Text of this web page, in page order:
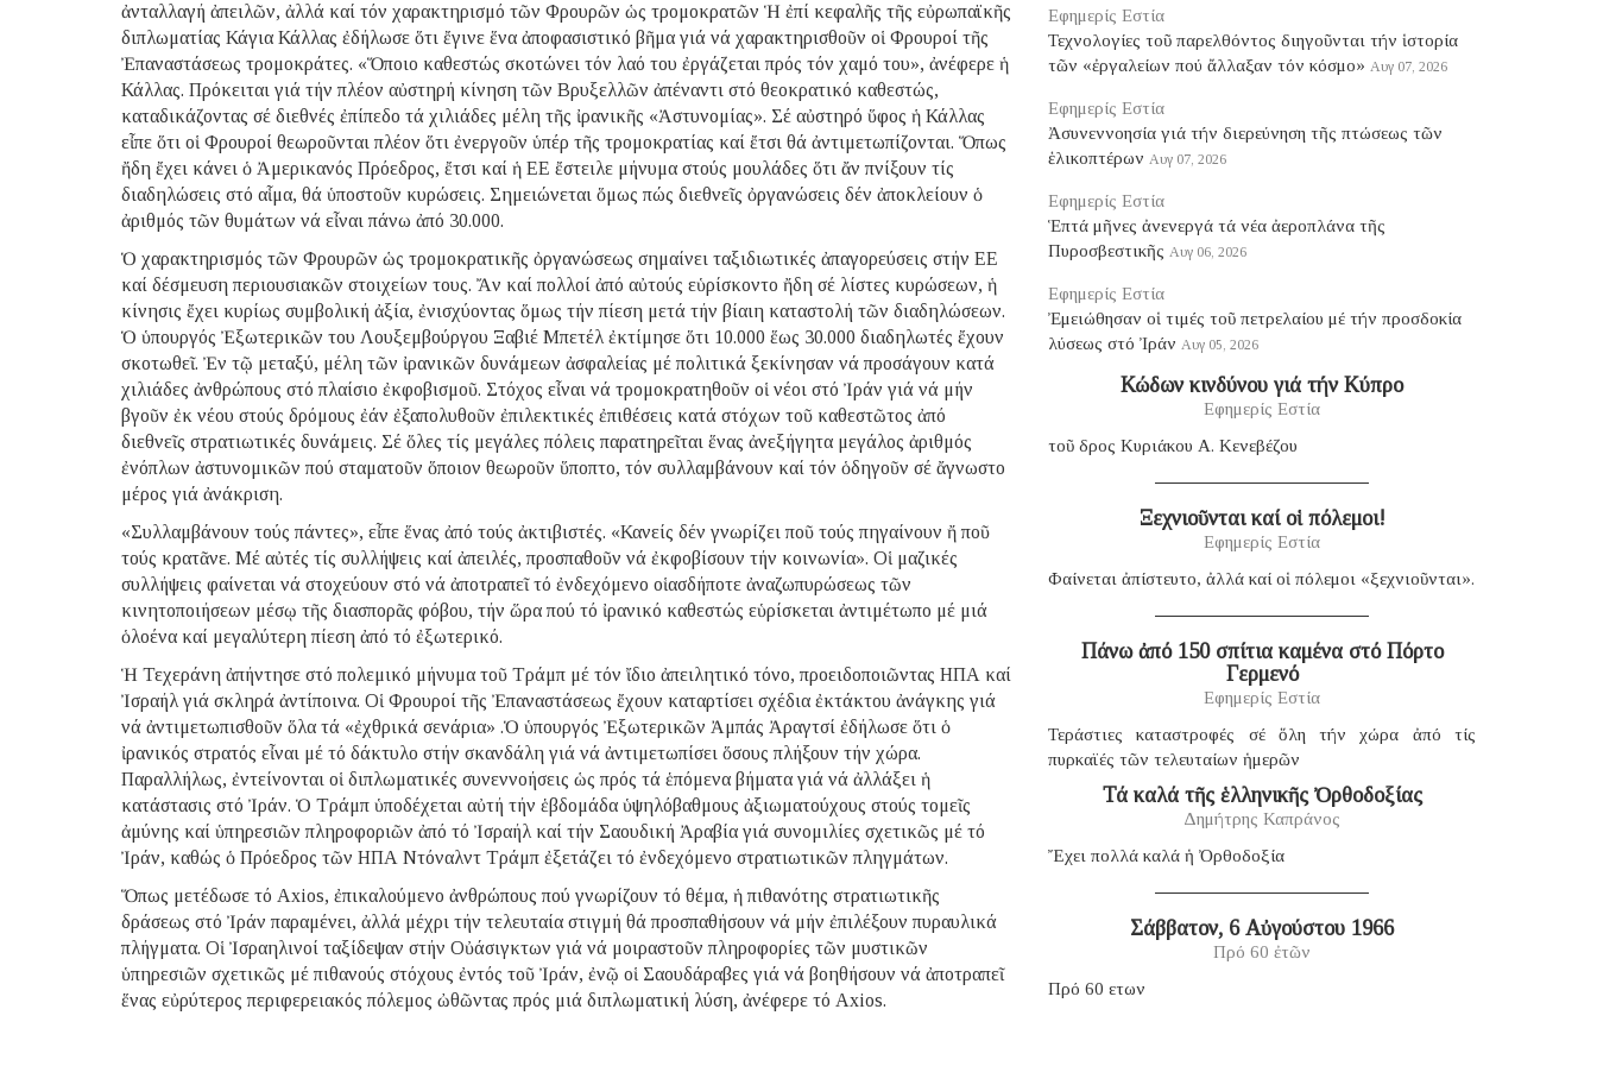
ἀνταλλαγή ἀπειλῶν, ἀλλά καί τόν χαρακτηρισμό τῶν Φρουρῶν ὡς τρομοκρατῶν Ἡ ἐπί κεφαλῆς τῆς εὐρωπαϊκῆς
διπλωματίας Κάγια Κάλλας ἐδήλωσε ὅτι ἔγινε ἕνα ἀποφασιστικό βῆμα γιά νά χαρακτηρισθοῦν οἱ Φρουροί τῆς
Ἐπαναστάσεως τρομοκράτες. «Ὅποιο καθεστώς σκοτώνει τόν λαό του ἐργάζεται πρός τόν χαμό του», ἀνέφερε ἡ
Κάλλας. Πρόκειται γιά τήν πλέον αὐστηρή κίνηση τῶν Βρυξελλῶν ἀπέναντι στό θεοκρατικό καθεστώς,
καταδικάζοντας σέ διεθνές ἐπίπεδο τά χιλιάδες μέλη τῆς ἰρανικῆς «Ἀστυνομίας». Σέ αὐστηρό ὕφος ἡ Κάλλας
εἶπε ὅτι οἱ Φρουροί θεωροῦνται πλέον ὅτι ἐνεργοῦν ὑπέρ τῆς τρομοκρατίας καί ἔτσι θά ἀντιμετωπίζονται. Ὅπως
ἤδη ἔχει κάνει ὁ Ἀμερικανός Πρόεδρος, ἔτσι καί ἡ ΕΕ ἔστειλε μήνυμα στούς μουλάδες ὅτι ἄν πνίξουν τίς
διαδηλώσεις στό αἷμα, θά ὑποστοῦν κυρώσεις. Σημειώνεται ὅμως πώς διεθνεῖς ὀργανώσεις δέν ἀποκλείουν ὁ
ἀριθμός τῶν θυμάτων νά εἶναι πάνω ἀπό 30.000.
Ὁ χαρακτηρισμός τῶν Φρουρῶν ὡς τρομοκρατικῆς ὀργανώσεως σημαίνει ταξιδιωτικές ἀπαγορεύσεις στήν ΕΕ
καί δέσμευση περιουσιακῶν στοιχείων τους. Ἄν καί πολλοί ἀπό αὐτούς εὑρίσκοντο ἤδη σέ λίστες κυρώσεων, ἡ
κίνησις ἔχει κυρίως συμβολική ἀξία, ἐνισχύοντας ὅμως τήν πίεση μετά τήν βίαιη καταστολή τῶν διαδηλώσεων.
Ὁ ὑπουργός Ἐξωτερικῶν του Λουξεμβούργου Ξαβιέ Μπετέλ ἐκτίμησε ὅτι 10.000 ἕως 30.000 διαδηλωτές ἔχουν
σκοτωθεῖ. Ἐν τῷ μεταξύ, μέλη τῶν ἰρανικῶν δυνάμεων ἀσφαλείας μέ πολιτικά ξεκίνησαν νά προσάγουν κατά
χιλιάδες ἀνθρώπους στό πλαίσιο ἐκφοβισμοῦ. Στόχος εἶναι νά τρομοκρατηθοῦν οἱ νέοι στό Ἰράν γιά νά μήν
βγοῦν ἐκ νέου στούς δρόμους ἐάν ἐξαπολυθοῦν ἐπιλεκτικές ἐπιθέσεις κατά στόχων τοῦ καθεστῶτος ἀπό
διεθνεῖς στρατιωτικές δυνάμεις. Σέ ὅλες τίς μεγάλες πόλεις παρατηρεῖται ἕνας ἀνεξήγητα μεγάλος ἀριθμός
ἐνόπλων ἀστυνομικῶν πού σταματοῦν ὅποιον θεωροῦν ὕποπτο, τόν συλλαμβάνουν καί τόν ὁδηγοῦν σέ ἄγνωστο
μέρος γιά ἀνάκριση.
«Συλλαμβάνουν τούς πάντες», εἶπε ἕνας ἀπό τούς ἀκτιβιστές. «Κανείς δέν γνωρίζει ποῦ τούς πηγαίνουν ἤ ποῦ
τούς κρατᾶνε. Μέ αὐτές τίς συλλήψεις καί ἀπειλές, προσπαθοῦν νά ἐκφοβίσουν τήν κοινωνία». Οἱ μαζικές
συλλήψεις φαίνεται νά στοχεύουν στό νά ἀποτραπεῖ τό ἐνδεχόμενο οἱασδήποτε ἀναζωπυρώσεως τῶν
κινητοποιήσεων μέσῳ τῆς διασπορᾶς φόβου, τήν ὥρα πού τό ἰρανικό καθεστώς εὑρίσκεται ἀντιμέτωπο μέ μιά
ὁλοένα καί μεγαλύτερη πίεση ἀπό τό ἐξωτερικό.
Ἡ Τεχεράνη ἀπήντησε στό πολεμικό μήνυμα τοῦ Τράμπ μέ τόν ἴδιο ἀπειλητικό τόνο, προειδοποιῶντας ΗΠΑ καί
Ἰσραήλ γιά σκληρά ἀντίποινα. Οἱ Φρουροί τῆς Ἐπαναστάσεως ἔχουν καταρτίσει σχέδια ἐκτάκτου ἀνάγκης γιά
νά ἀντιμετωπισθοῦν ὅλα τά «ἐχθρικά σενάρια» .Ὁ ὑπουργός Ἐξωτερικῶν Ἀμπάς Ἀραγτσί ἐδήλωσε ὅτι ὁ
ἰρανικός στρατός εἶναι μέ τό δάκτυλο στήν σκανδάλη γιά νά ἀντιμετωπίσει ὅσους πλήξουν τήν χώρα.
Παραλλήλως, ἐντείνονται οἱ διπλωματικές συνεννοήσεις ὡς πρός τά ἑπόμενα βήματα γιά νά ἀλλάξει ἡ
κατάστασις στό Ἰράν. Ὁ Τράμπ ὑποδέχεται αὐτή τήν ἑβδομάδα ὑψηλόβαθμους ἀξιωματούχους στούς τομεῖς
ἀμύνης καί ὑπηρεσιῶν πληροφοριῶν ἀπό τό Ἰσραήλ καί τήν Σαουδική Ἀραβία γιά συνομιλίες σχετικῶς μέ τό
Ἰράν, καθώς ὁ Πρόεδρος τῶν ΗΠΑ Ντόναλντ Τράμπ ἐξετάζει τό ἐνδεχόμενο στρατιωτικῶν πληγμάτων.
Ὅπως μετέδωσε τό Axios, ἐπικαλούμενο ἀνθρώπους πού γνωρίζουν τό θέμα, ἡ πιθανότης στρατιωτικῆς
δράσεως στό Ἰράν παραμένει, ἀλλά μέχρι τήν τελευταία στιγμή θά προσπαθήσουν νά μήν ἐπιλέξουν πυραυλικά
πλήγματα. Οἱ Ἰσραηλινοί ταξίδεψαν στήν Οὐάσιγκτων γιά νά μοιραστοῦν πληροφορίες τῶν μυστικῶν
ὑπηρεσιῶν σχετικῶς μέ πιθανούς στόχους ἐντός τοῦ Ἰράν, ἐνῷ οἱ Σαουδάραβες γιά νά βοηθήσουν νά ἀποτραπεῖ
ἕνας εὐρύτερος περιφερειακός πόλεμος ὠθῶντας πρός μιά διπλωματική λύση, ἀνέφερε τό Axios.
Εφημερίς Εστία
Τεχνολογίες τοῦ παρελθόντος διηγοῦνται τήν ἱστορία
τῶν «ἐργαλείων πού ἄλλαξαν τόν κόσμο» Αυγ 07, 2026
Εφημερίς Εστία
Ἀσυνεννοησία γιά τήν διερεύνηση τῆς πτώσεως τῶν
ἑλικοπτέρων Αυγ 07, 2026
Εφημερίς Εστία
Ἑπτά μῆνες ἀνενεργά τά νέα ἀεροπλάνα τῆς
Πυροσβεστικῆς Αυγ 06, 2026
Εφημερίς Εστία
Ἐμειώθησαν οἱ τιμές τοῦ πετρελαίου μέ τήν προσδοκία
λύσεως στό Ἰράν Αυγ 05, 2026
Κώδων κινδύνου γιά τήν Κύπρο
Εφημερίς Εστία
τοῦ δρος Κυριάκου Α. Κενεβέζου
Ξεχνιοῦνται καί οἱ πόλεμοι!
Εφημερίς Εστία
Φαίνεται ἀπίστευτο, ἀλλά καί οἱ πόλεμοι «ξεχνιοῦνται».
Πάνω ἀπό 150 σπίτια καμένα στό Πόρτο
Γερμενό
Εφημερίς Εστία
Τεράστιες καταστροφές σέ ὅλη τήν χώρα ἀπό τίς
πυρκαϊές τῶν τελευταίων ἡμερῶν
Τά καλά τῆς ἑλληνικῆς Ὀρθοδοξίας
Δημήτρης Καπράνος
Ἔχει πολλά καλά ἡ Ὀρθοδοξία
Σάββατον, 6 Αὐγούστου 1966
Πρό 60 ἐτῶν
Πρό 60 ετων